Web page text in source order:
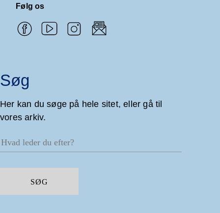
Følg os
Søg
Her kan du søge på hele sitet, eller gå til
vores arkiv.